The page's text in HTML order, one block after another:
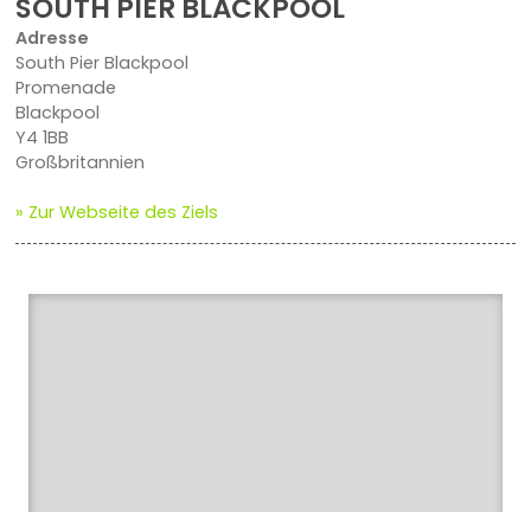
SOUTH PIER BLACKPOOL
Adresse
South Pier Blackpool
Promenade
Blackpool
Y4 1BB
Großbritannien
» Zur Webseite des Ziels